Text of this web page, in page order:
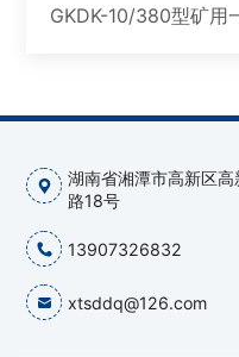
GKDK-10/380型矿用
湖南省湘潭市高新区高
路18号
13907326832
xtsddq@126.com